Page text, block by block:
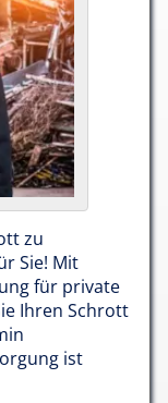
zu
Sie! Mit
für private
Ihren Schrott
ist